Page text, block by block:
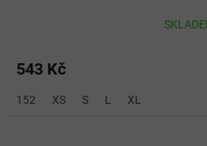
543 Kč
152 XS S L XL